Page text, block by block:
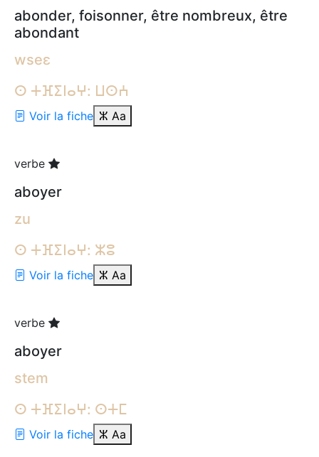
abonder, foisonner, être nombreux, être
abondant
wseɛ
ⵙ ⵜⴼⵉⵏⴰⵖ: ⵡⵙⵄ
Voir la fiche ⵣ Aa
verbe
aboyer
zu
ⵙ ⵜⴼⵉⵏⴰⵖ: ⵣⵓ
Voir la fiche ⵣ Aa
verbe
aboyer
stem
ⵙ ⵜⴼⵉⵏⴰⵖ: ⵙⵜⵎ
Voir la fiche ⵣ Aa